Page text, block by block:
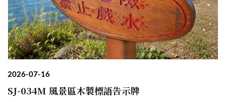
2026-07-16
SJ-034M 風景區木製標語告示牌